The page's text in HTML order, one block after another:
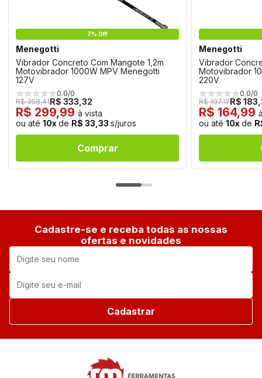
7% Off
Menegotti
Vibrador Concreto Com Mangote 1,2m
Motovibrador 1000W MPV Menegotti
127V
0.0/0
R$ 358,41R$ 333,32
R$ 299,99 à vista
ou até 10x de R$ 33,33 s/juros
Comprar
Menegotti
Vibrador
Motovibrador
220V
0.0/0
R$ 197,12R$
R$ 164,99
ou até 10x de
Cadastre-se e receba todas as nossas
ofertas e novidades
Cadastrar